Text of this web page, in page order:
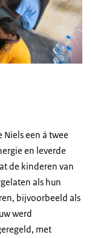
een á twee
en leverde
de kinderen van
als hun
bijvoorbeeld als
werd
met